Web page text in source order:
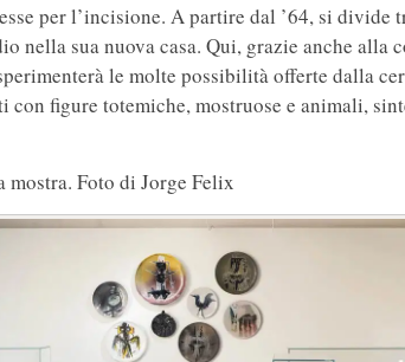
per l’incisione. A partire dal ’64, si divide
nella sua nuova casa. Qui, grazie anche alla
le molte possibilità offerte dalla
figure totemiche, mostruose e animali,
mostra. Foto di Jorge Felix